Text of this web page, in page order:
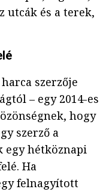
utcák és a terek,
szerzője
– egy 2014-es
hogy
szerző a
egy hétköznapi
Ha
felnagyított